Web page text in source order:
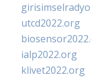
utcd2022.org
ialp2022.org
klivet2022.org